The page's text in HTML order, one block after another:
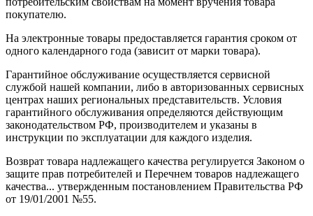
покупателю.
На электронные товары предоставляется гарантия сроком от
одного календарного года (зависит от марки товара).
Гарантийное обслуживание осуществляется сервисной
службой нашей компании, либо в авторизованных сервисных
центрах наших региональных представительств. Условия
гарантийного обслуживания определяются действующим
законодательством РФ, производителем и указаны в
инструкции по эксплуатации для каждого изделия.
Возврат товара надлежащего качества регулируется Законом о
защите прав потребителей и Перечнем товаров надлежащего
качества... утвержденным постановлением Правительства РФ
от 19/01/2001 №55.